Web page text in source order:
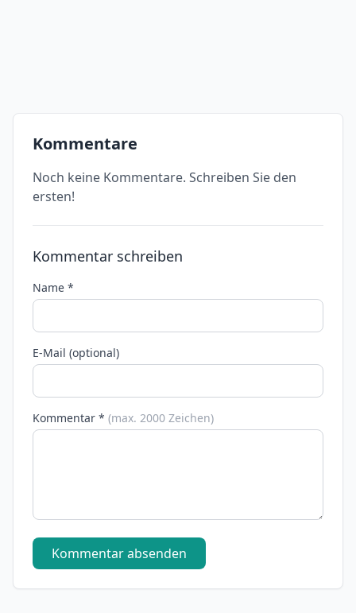
Kommentare
Noch keine Kommentare. Schreiben Sie den
ersten!
Kommentar schreiben
Name *
E-Mail (optional)
Kommentar * (max. 2000 Zeichen)
Kommentar absenden